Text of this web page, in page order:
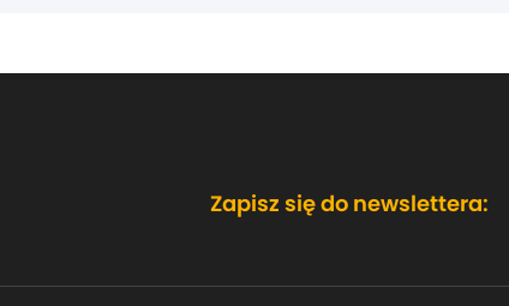
Zapisz się do newslettera: